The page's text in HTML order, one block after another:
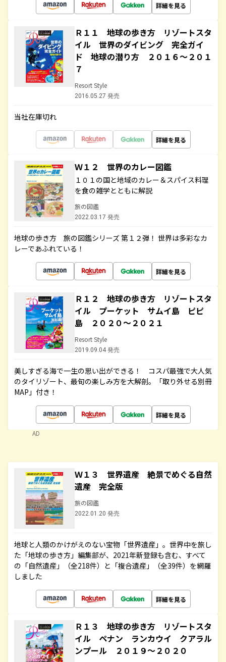
詳細を見る
Ｒ１１ 地球の歩き方 リゾートスタ
イル 世界のダイビング 完全ガイ
ド 地球の潜り方 ２０１６～２０１
７
Resort Style
2016.05.27 発売
当社在庫切れ
詳細を見る
Ｗ１２ 世界のカレー図鑑
１０１の国と地域のカレー＆スパイス料理
を食の雑学とともに解説
旅の図鑑
2022.03.17 発売
地球の歩き方 旅の図鑑シリーズ 第１２弾！ 世界は多彩なカ
レーであふれている！
詳細を見る
Ｒ１２ 地球の歩き方 リゾートスタ
イル プーケット サムイ島 ピピ
島 ２０２０～２０２１
Resort Style
2019.09.04 発売
美しすぎる海で一生の思い出ができる！ コスパ最強で大人気
のタイリゾート、最旬の楽しみ方を大解剖。「取り外せる別冊
MAP」付き！
詳細を見る
AD
Ｗ１３ 世界遺産 絶景でめぐる自然
遺産 完全版
旅の図鑑
2022.01.20 発売
地球と人類のかけがえのない宝物「世界遺産」。世界中を旅し
た「地球の歩き方」編集部が、2021年新登録も含む、すべて
の「自然遺産」（全218件）と「複合遺産」（全39件）を網羅
しました
詳細を見る
Ｒ１３ 地球の歩き方 リゾートスタ
イル ペナン ランカウイ クアラル
ンプール ２０１９～２０２０